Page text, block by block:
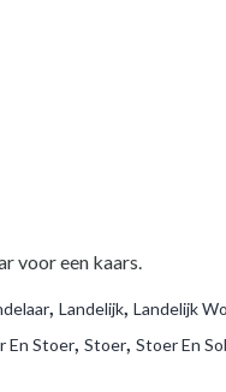
voor een kaars.
, Landelijk, Landelijk
En Stoer, Stoer, Stoer En